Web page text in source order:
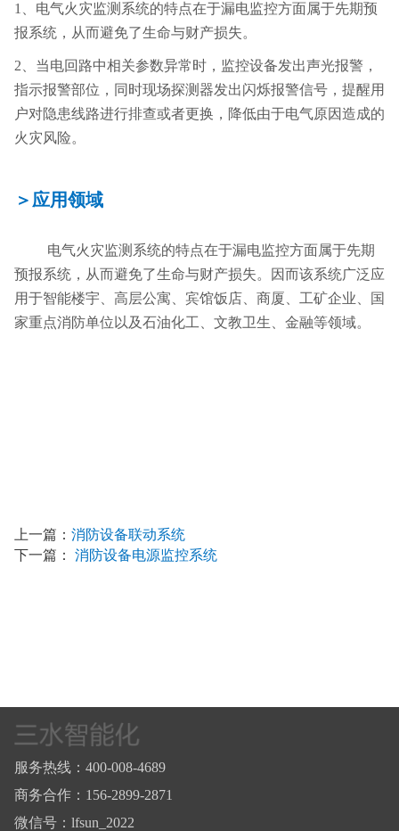
1、电气火灾监测系统的特点在于漏电监控方面属于先期预
报系统，从而避免了生命与财产损失。
2、当电回路中相关参数异常时，监控设备发出声光报警，
指示报警部位，同时现场探测器发出闪烁报警信号，提醒用
户对隐患线路进行排查或者更换，降低由于电气原因造成的
火灾风险。
＞应用领域
电气火灾监测系统的特点在于漏电监控方面属于先期
预报系统，从而避免了生命与财产损失。因而该系统广泛应
用于智能楼宇、高层公寓、宾馆饭店、商厦、工矿企业、国
家重点消防单位以及石油化工、文教卫生、金融等领域。
上一篇： 消防设备联动系统
下一篇：
消防设备电源监控系统
服务热线：400-008-4689
商务合作：156-2899-2871
微信号：lfsun_2022